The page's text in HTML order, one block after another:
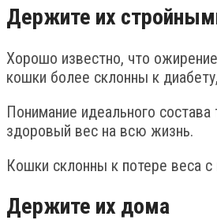
Держите их
Хорошо известно, что
кошки более склонны к
Понимание идеального
здоровый вес на всю жизнь.
Кошки склонны к потере веса
Держите их дома